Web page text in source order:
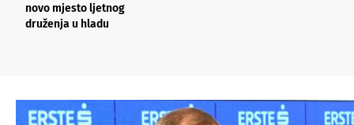
novo mjesto ljetnog
druženja u hladu